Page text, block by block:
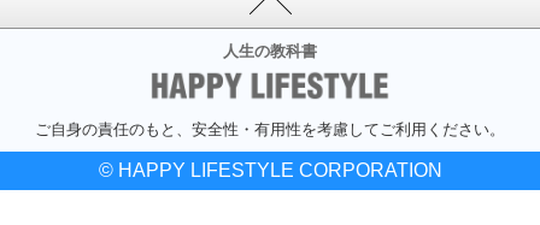
人生の教科書
ご自身の責任のもと、安全性・有用性を考慮してご利用ください。
© HAPPY LIFESTYLE CORPORATION